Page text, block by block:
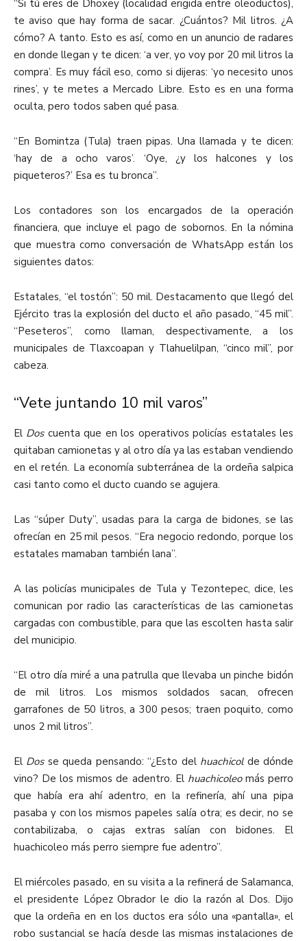
“Si tú eres de Dhoxey (localidad erigida entre oleoductos),
te aviso que hay forma de sacar. ¿Cuántos? Mil litros. ¿A
cómo? A tanto. Esto es así, como en un anuncio de radares
en donde llegan y te dicen: ‘a ver, yo voy por 20 mil litros la
compra’. Es muy fácil eso, como si dijeras: ‘yo necesito unos
rines’, y te metes a Mercado Libre. Esto es en una forma
oculta, pero todos saben qué pasa.
“En Bomintza (Tula) traen pipas. Una llamada y te dicen:
‘hay de a ocho varos’. ‘Oye, ¿y los halcones y los
piqueteros?’ Esa es tu bronca”.
Los contadores son los encargados de la operación
financiera, que incluye el pago de sobornos. En la nómina
que muestra como conversación de WhatsApp están los
siguientes datos:
Estatales, “el tostón”: 50 mil. Destacamento que llegó del
Ejército tras la explosión del ducto el año pasado, “45 mil”.
“Peseteros”, como llaman, despectivamente, a los
municipales de Tlaxcoapan y Tlahuelilpan, “cinco mil”, por
cabeza.
“Vete juntando 10 mil varos”
El Dos cuenta que en los operativos policías estatales les
quitaban camionetas y al otro día ya las estaban vendiendo
en el retén. La economía subterránea de la ordeña salpica
casi tanto como el ducto cuando se agujera.
Las “súper Duty”, usadas para la carga de bidones, se las
ofrecían en 25 mil pesos. “Era negocio redondo, porque los
estatales mamaban también lana”.
A las policías municipales de Tula y Tezontepec, dice, les
comunican por radio las características de las camionetas
cargadas con combustible, para que las escolten hasta salir
del municipio.
“El otro día miré a una patrulla que llevaba un pinche bidón
de mil litros. Los mismos soldados sacan, ofrecen
garrafones de 50 litros, a 300 pesos; traen poquito, como
unos 2 mil litros”.
El Dos se queda pensando: “¿Esto del huachicol de dónde
vino? De los mismos de adentro. El huachicoleo más perro
que había era ahí adentro, en la refinería, ahí una pipa
pasaba y con los mismos papeles salía otra; es decir, no se
contabilizaba, o cajas extras salían con bidones. El
huachicoleo más perro siempre fue adentro”.
El miércoles pasado, en su visita a la refinerá de Salamanca,
el presidente López Obrador le dio la razón al Dos. Dijo
que la ordeña en en los ductos era sólo una «pantalla», el
robo sustancial se hacía desde las mismas instalaciones de